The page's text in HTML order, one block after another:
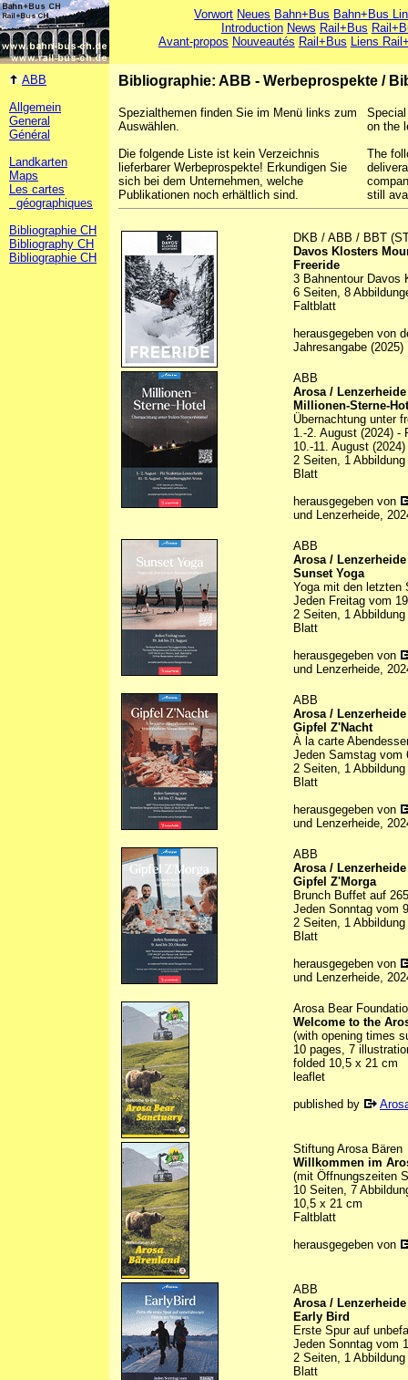
Vorwort Neues Bahn+Bus Bahn+Bus
Introduction News Rail+Bus
Avant-propos Nouveautés Rail+Bus Liens
ABB
Allgemein
General
Général
Landkarten
Maps
Les cartes
géographiques
Bibliographie CH
Bibliography CH
Bibliographie CH
Bibliographie: ABB - Werbeprospekte /
Spezialthemen finden Sie im Menü links zum
Auswählen.
Die folgende Liste ist kein Verzeichnis
lieferbarer Werbeprospekte! Erkundigen Sie
sich bei dem Unternehmen, welche
Publikationen noch erhältlich sind.
on the
The
still
DKB / ABB / BBT
Davos Klosters
Freeride
3 Bahnentour Davos
6 Seiten, 8
Faltblatt
herausgegeben von
Jahresangabe (2025)
ABB
Arosa / Lenzerheide
Millionen-Sterne-
Übernachtung unter
1.-2. August (2024) -
10.-11. August
2 Seiten, 1
Blatt
herausgegeben von
und Lenzerheide,
ABB
Arosa / Lenzerheide
Sunset Yoga
Yoga mit den letzten
Jeden Freitag vom
2 Seiten, 1
Blatt
herausgegeben von
und Lenzerheide,
ABB
Arosa / Lenzerheide
Gipfel Z'Nacht
À la carte
Jeden Samstag vom
2 Seiten, 1
Blatt
herausgegeben von
und Lenzerheide,
ABB
Arosa / Lenzerheide
Gipfel Z'Morga
Brunch Buffet auf
Jeden Sonntag vom
2 Seiten, 1
Blatt
herausgegeben von
und Lenzerheide,
Arosa Bear
Welcome to the
(with opening times
10 pages, 7
folded 10,5 x 21 cm
leaflet
published by
Stiftung Arosa Bären
Willkommen im
(mit Öffnungszeiten
10 Seiten, 7
10,5 x 21 cm
Faltblatt
herausgegeben von
ABB
Arosa / Lenzerheide
Early Bird
Erste Spur auf
Jeden Sonntag vom
2 Seiten, 1
Blatt